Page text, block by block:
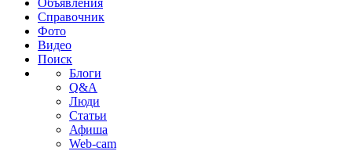
Объявления
Справочник
Фото
Видео
Поиск
Блоги
Q&A
Люди
Статьи
Афиша
Web-cam